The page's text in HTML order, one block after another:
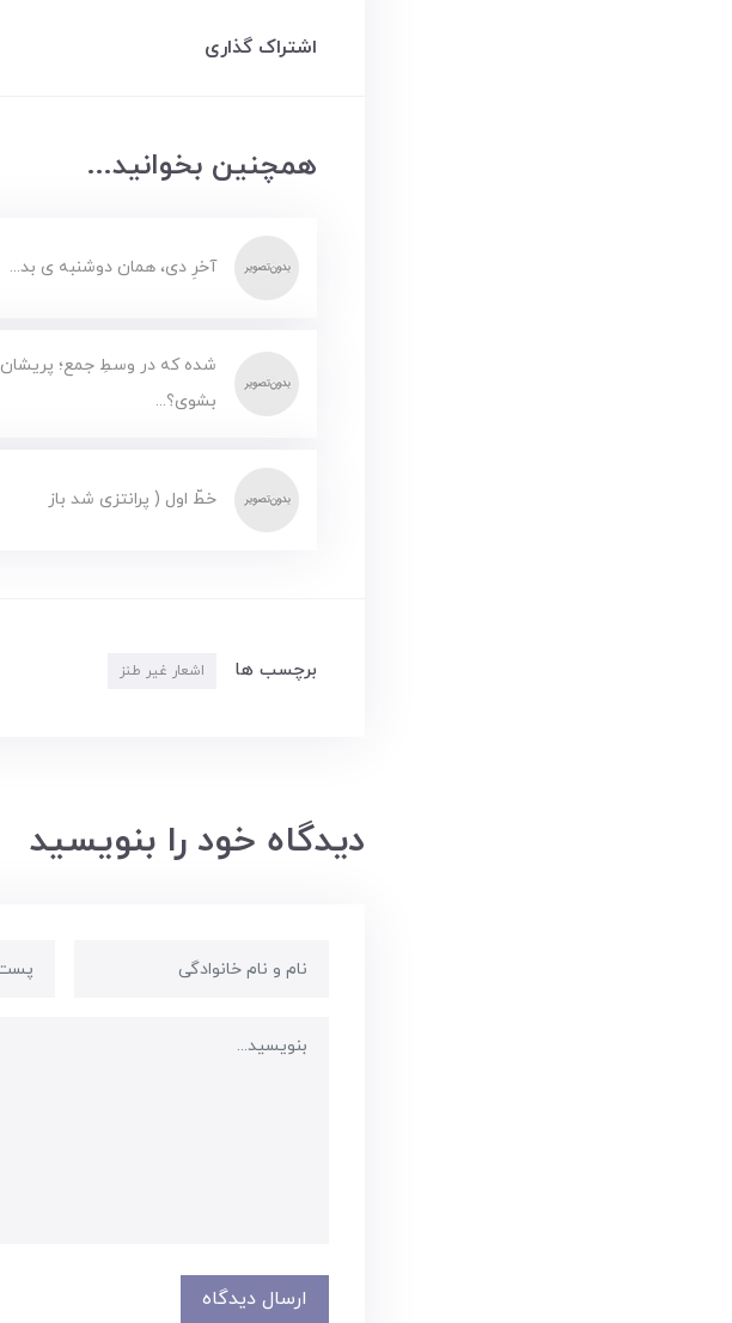
اشتراک گذاری
همچنین بخوانید...
آخرِ دی، همان دوشنبه ی بد...
شده که در وسطِ جمع؛ پریشان
بشوی؟...
خطّ اول ( پرانتزی شد باز
برچسب ها اشعار غیر طنز
دیدگاه خود را بنویسید
ارسال دیدگاه